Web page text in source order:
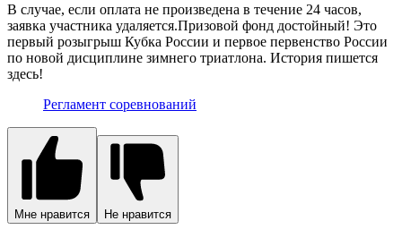
В случае, если оплата не произведена в течение 24 часов,
заявка участника удаляется.Призовой фонд достойный! Это
первый розыгрыш Кубка России и первое первенство России
по новой дисциплине зимнего триатлона. История пишется
здесь!
Регламент соревнований
Мне нравится Не нравится